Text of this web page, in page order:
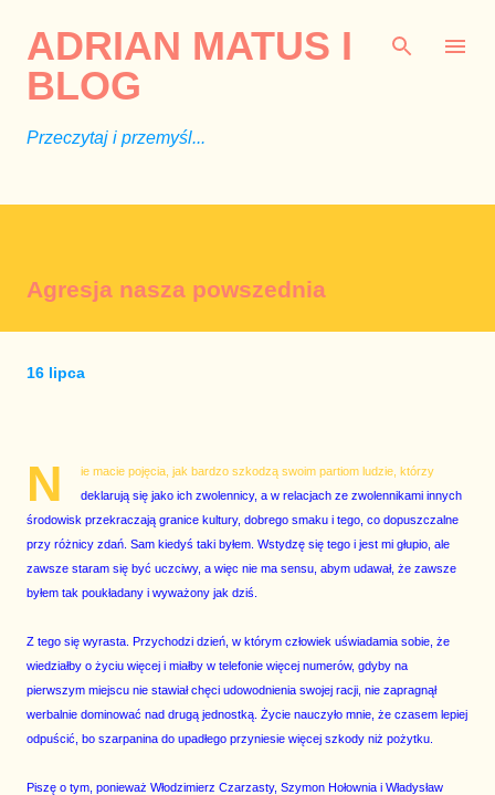
ADRIAN MATUS I
BLOG
Przeczytaj i przemyśl...
Agresja nasza powszednia
16 lipca
N
ie macie pojęcia, jak bardzo szkodzą swoim partiom ludzie, którzy
deklarują się jako ich zwolennicy, a w relacjach ze zwolennikami innych
środowisk przekraczają granice kultury, dobrego smaku i tego, co dopuszczalne
przy różnicy zdań. Sam kiedyś taki byłem. Wstydzę się tego i jest mi głupio, ale
zawsze staram się być uczciwy, a więc nie ma sensu, abym udawał, że zawsze
byłem tak poukładany i wyważony jak dziś.
Z tego się wyrasta. Przychodzi dzień, w którym człowiek uświadamia sobie, że
wiedziałby o życiu więcej i miałby w telefonie więcej numerów, gdyby na
pierwszym miejscu nie stawiał chęci udowodnienia swojej racji, nie zapragnął
werbalnie dominować nad drugą jednostką. Życie nauczyło mnie, że czasem lepiej
odpuścić, bo szarpanina do upadłego przyniesie więcej szkody niż pożytku.
Piszę o tym, ponieważ Włodzimierz Czarzasty, Szymon Hołownia i Władysław